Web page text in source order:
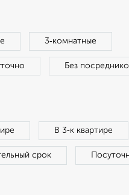
3‑комнатные
Без
В 3‑к квартире
срок